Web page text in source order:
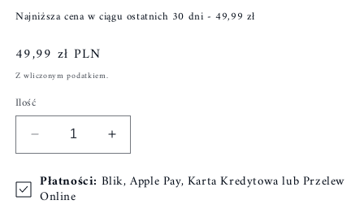
Najniższa cena w ciągu ostatnich 30 dni -49,99 zł
Cena
regularna
49,99 zł PLN
Z wliczonym podatkiem.
Ilość
Zmniejsz
ilość
dla
Etui
Zwiększ
ilość
dla
Płatności: Blik, Apple Pay, Karta Kredytowa lub Przelew
Online